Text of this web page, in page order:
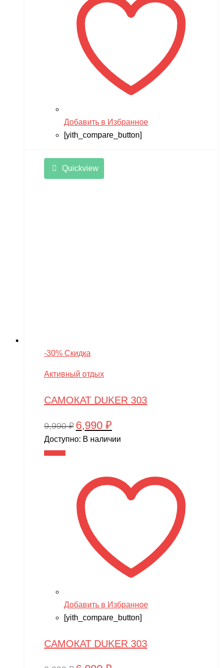
Добавить в Избранное
[yith_compare_button]
Quickview
-30% Скидка
Активный отдых
САМОКАТ DUKER 303
9,990₽ Первоначальная
цена
6,990 ₽
цена:
Доступно: В наличии
Добавить в Избранное
[yith_compare_button]
САМОКАТ DUKER 303